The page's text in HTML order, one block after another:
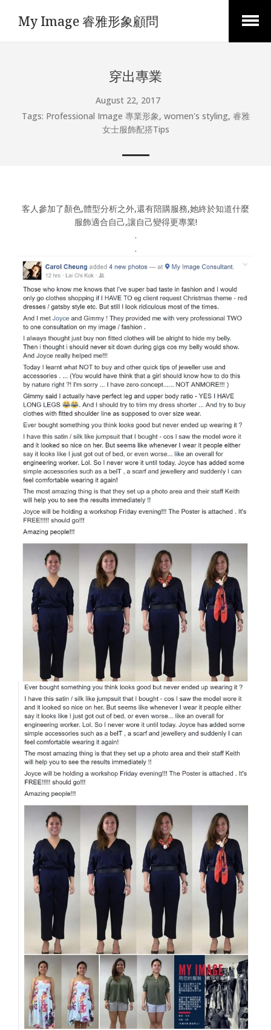
My Image 睿雅形象顧問
Open
穿出專業
August 22, 2017
Tags: Professional Image 專業形象, women's styling, 睿雅
女士服飾配搭Tips
客人參加了顏色,體型分析之外,還有陪購服務,她終於知道什麼
服飾適合自己,讓自己變得更專業!
.
.